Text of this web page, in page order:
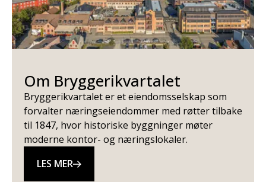
Om Bryggerikvartalet
Bryggerikvartalet er et eiendomsselskap som
forvalter næringseiendommer med røtter tilbake
til 1847, hvor historiske byggninger møter
moderne kontor- og næringslokaler.
LES MER